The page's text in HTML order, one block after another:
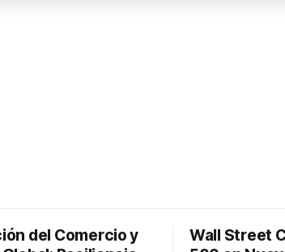
del Comercio y
Wall Street